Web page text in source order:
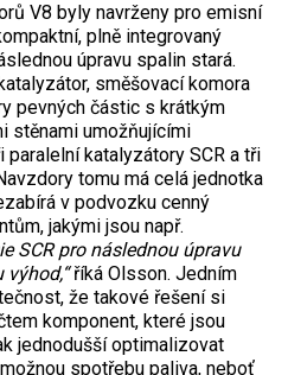
V8 byly navrženy pro emisní
plně integrovaný
úpravu spalin stará.
směšovací komora
pevných částic s krátkým
stěnami umožňujícími
katalyzátory SCR a tři
tomu má celá jednotka
v podvozku cenný
jakými jsou např.
SCR pro následnou úpravu
výhod,“říká Olsson. Jedním
že takové řešení si
komponent, které jsou
jednodušší optimalizovat
spotřebu paliva, neboť